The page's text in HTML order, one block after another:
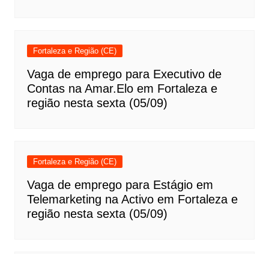
Fortaleza e Região (CE)
Vaga de emprego para Executivo de
Contas na Amar.Elo em Fortaleza e
região nesta sexta (05/09)
Fortaleza e Região (CE)
Vaga de emprego para Estágio em
Telemarketing na Activo em Fortaleza e
região nesta sexta (05/09)